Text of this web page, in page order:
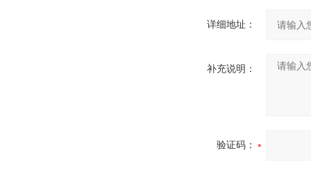
详细地址：
补充说明：
验证码：